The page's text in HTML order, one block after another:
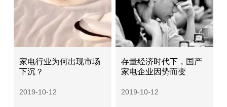
家电行业为何出现市场
下沉？
2019-10-12
存量经济时代下，国产
家电企业因势而变
2019-10-12